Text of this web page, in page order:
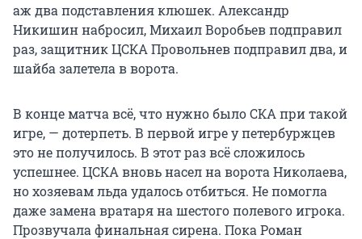
аж два подставления клюшек. Александр
Никишин набросил, Михаил Воробьев подправил
раз, защитник ЦСКА Провольнев подправил два, и
шайба залетела в ворота.
В конце матча всё, что нужно было СКА при такой
игре, — дотерпеть. В первой игре у петербуржцев
это не получилось. В этот раз всё сложилось
успешнее. ЦСКА вновь насел на ворота Николаева,
но хозяевам льда удалось отбиться. Не помогла
даже замена вратаря на шестого полевого игрока.
Прозвучала финальная сирена. Пока Роман